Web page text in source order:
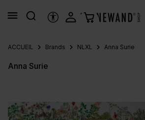
principal
OUTILS D’ACCESSIBILITÉ
ACCUEIL Brands NLXL Anna Surie
Anna Surie